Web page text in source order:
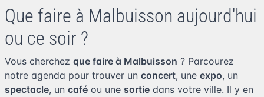
Que faire à Malbuisson aujourd'hui
ou ce soir ?
Vous cherchez que faire à Malbuisson ? Parcourez
notre agenda pour trouver un concert, une expo, un
spectacle, un café ou une sortie dans votre ville. Il y en